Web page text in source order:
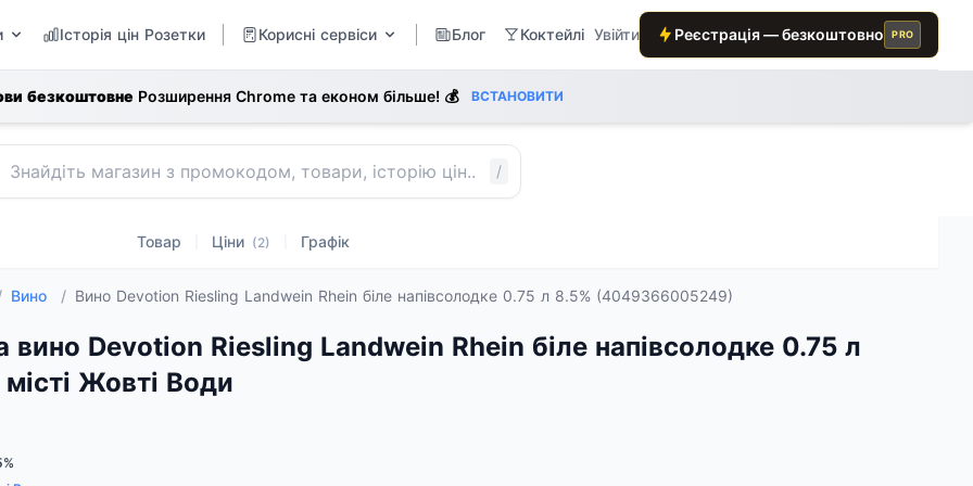
Історія цін Розетки Корисні сервіси Блог Коктейлі Увійти Реєстрація — безкоштовно PRO
безкоштовне Розширення Chrome та економ більше! 💰 ВСТАНОВИТИ
/
Товар Ціни (2) Графік
Вино / Вино Devotion Riesling Landwein Rhein біле напівсолодке 0.75 л 8.5% (4049366005249)
вино Devotion Riesling Landwein Rhein біле напівсолодке 0.75 л
Жовті Води